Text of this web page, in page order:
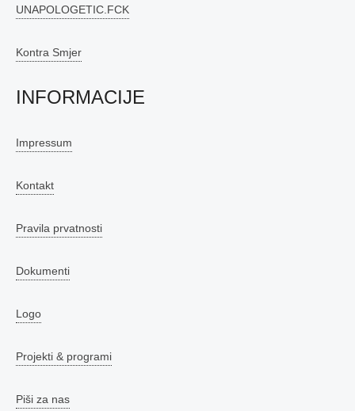
UNAPOLOGETIC.FCK
Kontra Smjer
INFORMACIJE
Impressum
Kontakt
Pravila prvatnosti
Dokumenti
Logo
Projekti & programi
Piši za nas